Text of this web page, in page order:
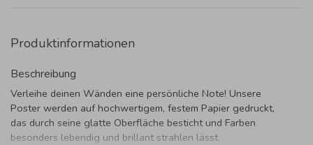
Produktinformationen
Beschreibung
Verleihe deinen Wänden eine persönliche Note! Unsere
Poster werden auf hochwertigem, festem Papier gedruckt,
das durch seine glatte Oberfläche besticht und Farben
besonders lebendig und brillant strahlen lässt.